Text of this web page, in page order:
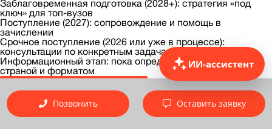
Заблаговременная подготовка (2028+): стратегия «под
ключ» для топ-вузов
Поступление (2027): сопровождение и помощь в
зачислении
Срочное поступление (2026 или уже в процессе):
консультации по конкретным задачам
Информационный этап: пока определяюсь с бюджетом,
страной и форматом
Отправить ответы Пропустить
Позвонить Оставить заявку
ИИ-ассистент